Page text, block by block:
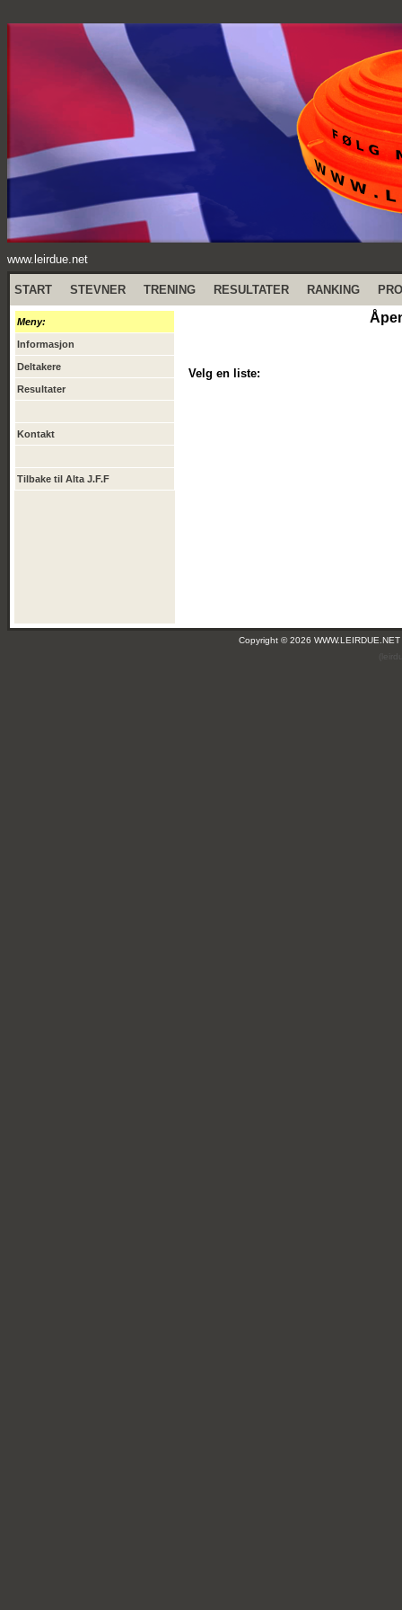
www.leirdue.net
START STEVNER TRENING RESULTATER RANKING
Meny:
Informasjon
Deltakere
Resultater
Kontakt
Tilbake til Alta J.F.F
Velg en liste:
Copyright © 2026